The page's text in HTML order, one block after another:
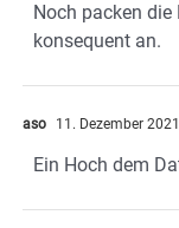
Noch packen
konsequent an.
aso 11. Dezember
Ein Hoch dem